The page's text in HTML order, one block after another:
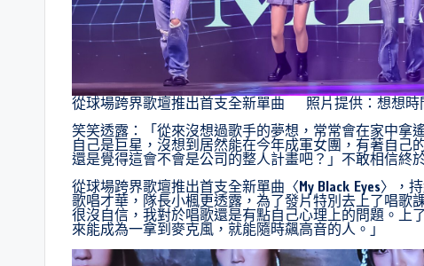
從球場跨界歌壇推出首支全新單曲 照片提供：想想時
笑笑透露：「從來沒想過歌手的夢想，常常會在家中拿
自己是巨星，沒想到居然能在今年成軍女團，有著自己
還是覺得這會不會是公司的整人計畫吧？」不敢相信終
從球場跨界歌壇推出首支全新單曲〈My Black Eyes〉
歌唱才華，隊長小楓更透露，為了發片特別去上了唱歌
很沒自信，我對於唱歌還是有點自己心理上的問題。上
來能成為一拿到麥克風，就能隨時飆高音的人。」